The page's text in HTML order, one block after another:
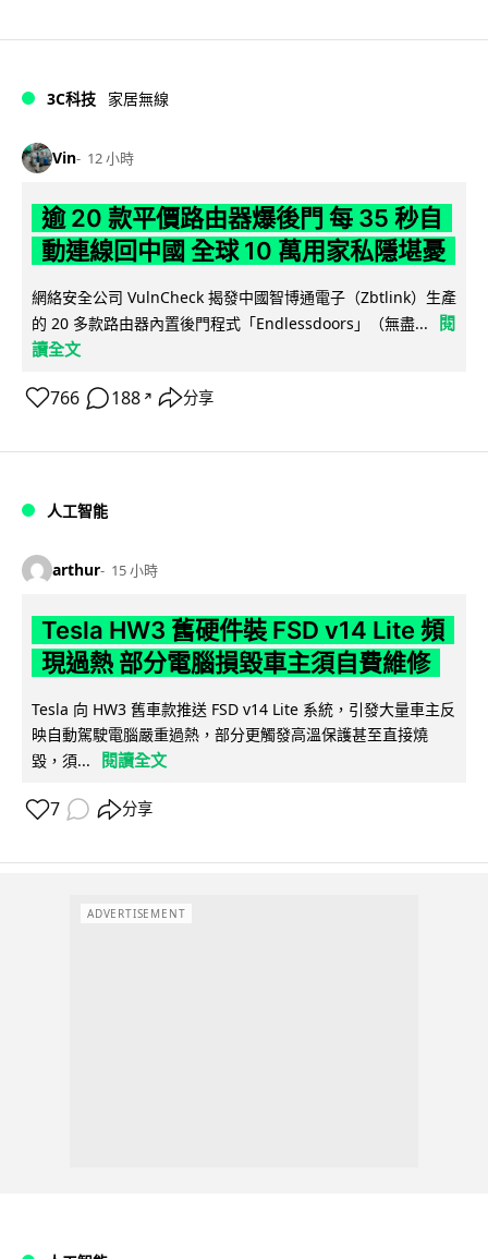
3C科技 家居無線
Vin 12 小時
逾 20 款平價路由器爆後門 每 35 秒自
動連線回中國 全球 10 萬用家私隱堪憂
網絡安全公司 VulnCheck 揭發中國智博通電子（Zbtlink）生產
的 20 多款路由器內置後門程式「Endlessdoors」（無盡...
閱
讀全文
766 188 ↗ 分享
人工智能
arthur 15 小時
Tesla HW3 舊硬件裝 FSD v14 Lite 頻
現過熱 部分電腦損毀車主須自費維修
Tesla 向 HW3 舊車款推送 FSD v14 Lite 系統，引發大量車主反
映自動駕駛電腦嚴重過熱，部分更觸發高溫保護甚至直接燒
毀，須...
閱讀全文
7 分享
ADVERTISEMENT